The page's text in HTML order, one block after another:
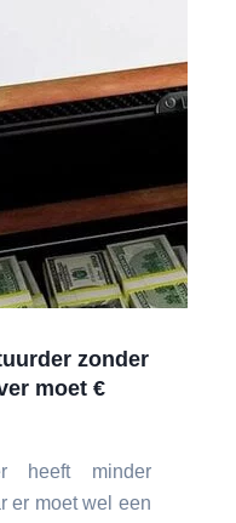
zonder
moet €
heeft minder
er moet wel een